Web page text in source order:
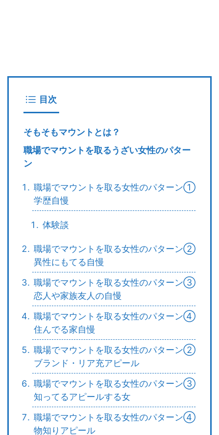
目次
そもそもマウントとは？
職場でマウントを取るうざい女性のパター
ン
職場でマウントを取る女性のパターン①
学歴自慢
体験談
職場でマウントを取る女性のパターン②
異性にもてる自慢
職場でマウントを取る女性のパターン③
恋人や家族友人の自慢
職場でマウントを取る女性のパターン④
住んでる家自慢
職場でマウントを取る女性のパターン②
ブランド・リア充アピール
職場でマウントを取る女性のパターン③
知ってるアピールする女
職場でマウントを取る女性のパターン④
物知りアピール